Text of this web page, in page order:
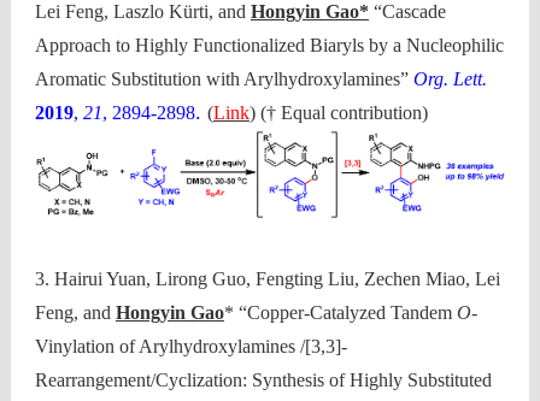
Lei Feng, Laszlo Kürti, and Hongyin Gao* “Cascade
Approach to Highly Functionalized Biaryls by a Nucleophilic
Aromatic Substitution with Arylhydroxylamines” Org. Lett.
2019, 21, 2894-2898. (Link) († Equal contribution)
3. Hairui Yuan, Lirong Guo, Fengting Liu, Zechen Miao, Lei
Feng, and Hongyin Gao* “Copper-Catalyzed Tandem O-
Vinylation of Arylhydroxylamines /[3,3]-
Rearrangement/Cyclization: Synthesis of Highly Substituted